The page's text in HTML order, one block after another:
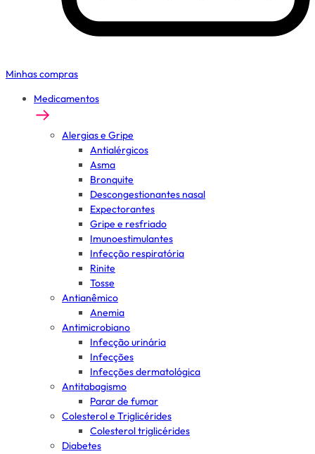
Minhas compras
Medicamentos
Alergias e Gripe
Antialérgicos
Asma
Bronquite
Descongestionantes nasal
Expectorantes
Gripe e resfriado
Imunoestimulantes
Infecção respiratória
Rinite
Tosse
Antianêmico
Anemia
Antimicrobiano
Infecção urinária
Infecções
Infecções dermatológica
Antitabagismo
Parar de fumar
Colesterol e Triglicérides
Colesterol triglicérides
Diabetes